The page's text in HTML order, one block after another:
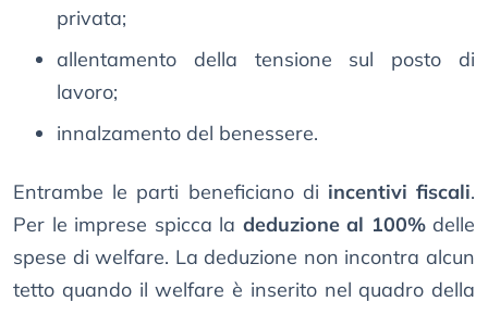
privata;
allentamento della tensione sul posto di
lavoro;
innalzamento del benessere.
Entrambe le parti beneficiano di incentivi fiscali.
Per le imprese spicca la deduzione al 100%delle
spese di welfare. La deduzione non incontra alcun
tetto quando il welfare è inserito nel quadro della